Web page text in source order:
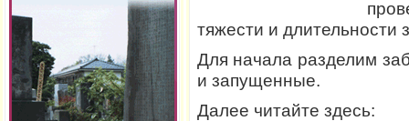
тяжести и длительности
Для начала разделим
и запущенные.
Далее читайте здесь: